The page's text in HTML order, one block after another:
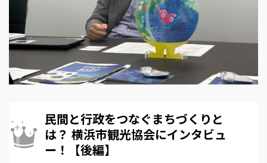
民間と行政をつなぐまちづくりと
は？ 横浜市観光協会にインタビュ
ー！【後編】